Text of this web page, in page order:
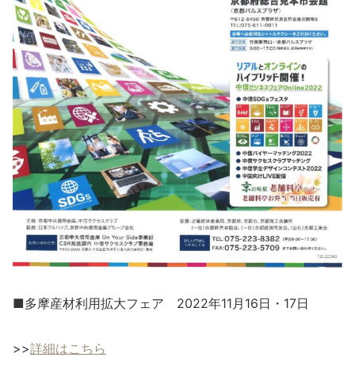
■多摩産材利用拡大フェア 2022年11月16日・17日
>>詳細はこちら